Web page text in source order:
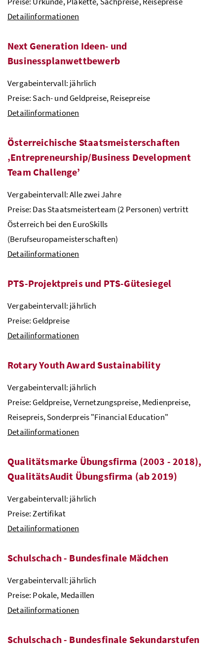
Detailinformationen
Next Generation Ideen- und
Businessplanwettbewerb
Vergabeintervall: jährlich
Preise: Sach- und Geldpreise, Reisepreise
Detailinformationen
Österreichische Staatsmeisterschaften
‚Entrepreneurship/Business Development
Team Challenge’
Vergabeintervall: Alle zwei Jahre
Preise: Das Staatsmeisterteam (2 Personen) vertritt
Österreich bei den EuroSkills
(Berufseuropameisterschaften)
Detailinformationen
PTS-Projektpreis und PTS-Gütesiegel
Vergabeintervall: jährlich
Preise: Geldpreise
Detailinformationen
Rotary Youth Award Sustainability
Vergabeintervall: jährlich
Preise: Geldpreise, Vernetzungspreise, Medienpreise,
Reisepreis, Sonderpreis "Financial Education"
Detailinformationen
Qualitätsmarke Übungsfirma (2003 - 2018),
QualitätsAudit Übungsfirma (ab 2019)
Vergabeintervall: jährlich
Preise: Zertifikat
Detailinformationen
Schulschach - Bundesfinale Mädchen
Vergabeintervall: jährlich
Preise: Pokale, Medaillen
Detailinformationen
Schulschach - Bundesfinale Sekundarstufen